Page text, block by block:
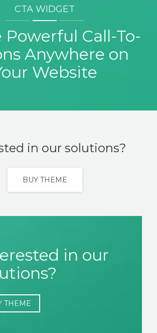
CTA WIDGET
Powerful Call-To-
Anywhere on
Website
in our solutions?
BUY THEME
in our
THEME